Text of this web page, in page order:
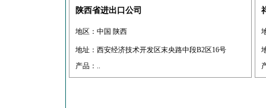
陕西省进出口公司
地区：中国 陕西
地址：西安经济技术开发区末央路中段B2区16号
产品：..